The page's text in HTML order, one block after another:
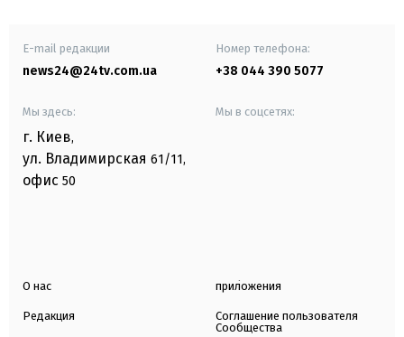
E-mail редакции
news24@24tv.com.ua
Номер телефона:
+38 044 390 5077
Мы здесь:
г. Киев,
ул. Владимирская 61/11,
офис 50
Мы в соцсетях:
О нас
Редакция
приложения
Соглашение пользователя
Сообщества